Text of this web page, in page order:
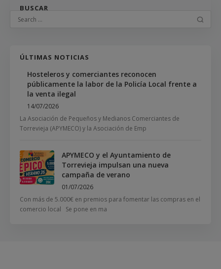
BUSCAR
ÚLTIMAS NOTICIAS
Hosteleros y comerciantes reconocen
públicamente la labor de la Policía Local frente a
la venta ilegal
14/07/2026
La Asociación de Pequeños y Medianos Comerciantes de
Torrevieja (APYMECO) y la Asociación de Emp
APYMECO y el Ayuntamiento de
Torrevieja impulsan una nueva
campaña de verano
01/07/2026
Con más de 5.000€ en premios para fomentar las compras en el
comercio local Se pone en ma